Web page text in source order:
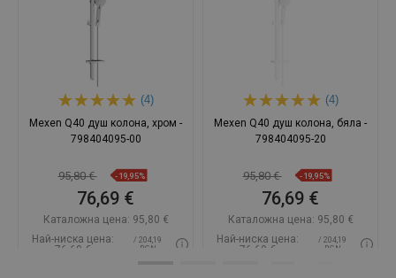
(4)
Mexen Q40 душ колона, хром -
798404095-00
95,80 € -19,95%
76,69 €
Каталожна цена: 95,80 €
Най-ниска цена:
76,69 €
/ 204,19
BGN
(4)
Mexen Q40 душ колона, бяла -
798404095-20
95,80 € -19,95%
76,69 €
Каталожна цена: 95,80 €
Най-ниска цена:
76,69 €
/ 204,19
BGN